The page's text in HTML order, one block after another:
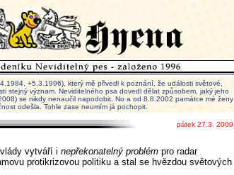
+5.3.1996), který mě přivedl k poznání, že události světové,
stejný význam. Neviditelného psa dovedl dělat způsobem, jaký jeho
se nikdy nenaučil napodobit. No a od 8.8.2002 památce mé ženy
odešla. Tohle zase neumím já pochopit.
pátek 27.3. 2009
vytváří i nepřekonatelný problém pro radar
protikrizovou politiku a stal se hvězdou světových